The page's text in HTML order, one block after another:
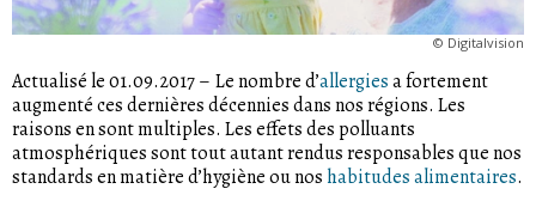
© Digitalvision
Actualisé le 01.09.2017– Le nombre d’allergiesa fortement
augmenté ces dernières décennies dans nos régions. Les
raisons en sont multiples. Les effets des polluants
atmosphériques sont tout autant rendus responsables que nos
standards en matière d’hygiène ou noshabitudes alimentaires.